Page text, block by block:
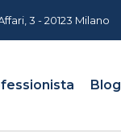
3 - 20123 Milano
Blog